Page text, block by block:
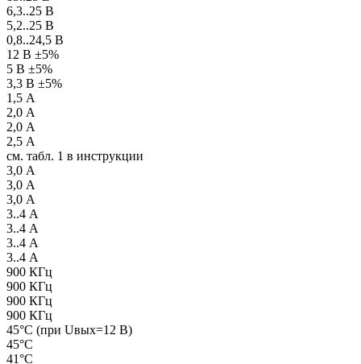
6,3..25 В
5,2..25 В
0,8..24,5 В
12 В ±5%
5 В ±5%
3,3 В ±5%
1,5 А
2,0 А
2,0 А
2,5 А
см. табл. 1 в инструкции
3,0 А
3,0 А
3,0 А
3..4 А
3..4 А
3..4 А
3..4 А
900 КГц
900 КГц
900 КГц
900 КГц
45°С (при Uвых=12 В)
45°С
41°С